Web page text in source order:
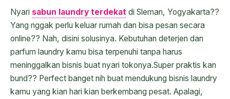
Nyari sabun laundry terdekat di Sleman, Yogyakarta??
Yang nggak perlu keluar rumah dan bisa pesan secara
online?? Nah, disini solusinya. Kebutuhan deterjen dan
parfum laundry kamu bisa terpenuhi tanpa harus
meninggalkan bisnis buat nyari tokonya.Super praktis kan
bund?? Perfect banget nih buat mendukung bisnis laundry
kamu yang kian hari kian berkembang pesat. Apalagi,